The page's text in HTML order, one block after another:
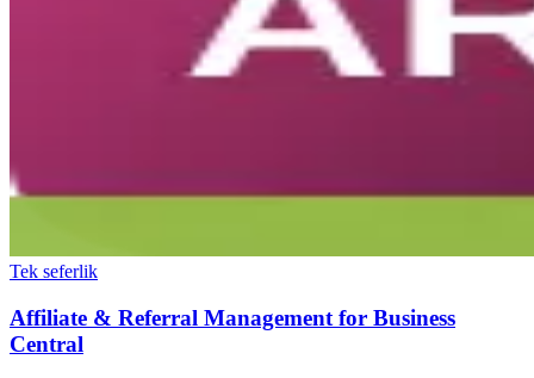
Tek seferlik
Affiliate & Referral Management for Business
Central